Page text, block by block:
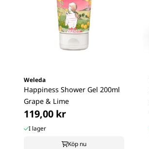
Weleda
Happiness Shower Gel 200ml
Grape & Lime
119,00 kr
I lager
Köp nu